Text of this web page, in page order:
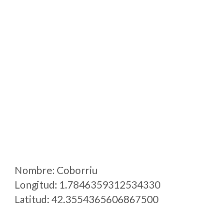
Nombre: Coborriu
Longitud: 1.7846359312534330
Latitud: 42.3554365606867500